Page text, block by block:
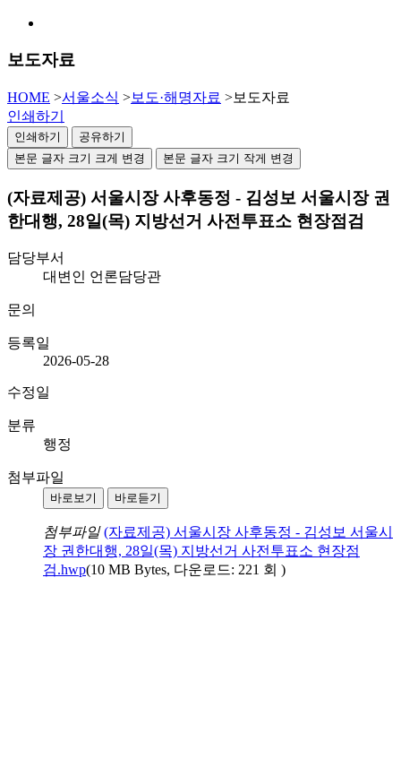
보도자료
HOME >서울소식 >보도·해명자료 >보도자료
인쇄하기
인쇄하기
공유하기
본문 글자 크기 크게 변경
본문 글자 크기 작게 변경
(자료제공) 서울시장 사후동정 - 김성보 서울시장 권
한대행, 28일(목) 지방선거 사전투표소 현장점검
담당부서
대변인 언론담당관
문의
등록일
2026-05-28
수정일
분류
행정
첨부파일
바로보기 바로듣기
첨부파일 (자료제공) 서울시장 사후동정 - 김성보 서울시
장 권한대행, 28일(목) 지방선거 사전투표소 현장점
검.hwp(10 MB Bytes, 다운로드: 221 회 )